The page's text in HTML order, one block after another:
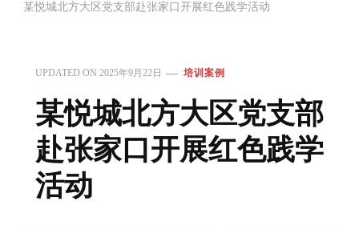
某悦城北方大区党支部赴张家口开展红色践学活动
UPDATED ON 2025年9月22日 培训案例
某悦城北方大区党支部
赴张家口开展红色践学
活动